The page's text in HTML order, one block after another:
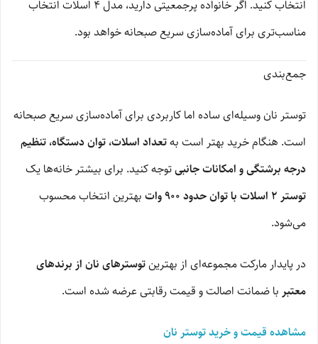
انتخاب کنید. اگر خانواده پرجمعیتی دارید، مدل 4 اسلات انتخاب
مناسب‌تری برای آماده‌سازی سریع صبحانه خواهد بود.
جمع‌بندی
توستر نان وسیله‌ای ساده اما کاربردی برای آماده‌سازی سریع صبحانه
است. هنگام خرید بهتر است بهتعداد اسلات، توان دستگاه، تنظیم
درجه برشتگی و امکانات جانبیتوجه کنید. برای بیشتر خانه‌ها یک
توستر 2 اسلات با توان حدود 900 وات
بهترین انتخاب محسوب
می‌شود.
در پایدار مارکت مجموعه‌ای از بهترینتوسترهای نان از برندهای
معتبر با ضمانت اصالت و قیمت رقابتی عرضه شده است.
مشاهده قیمت و خرید توستر نان